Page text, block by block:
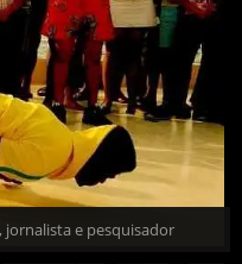
jornalista e pesquisador